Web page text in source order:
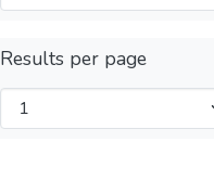
Results per page